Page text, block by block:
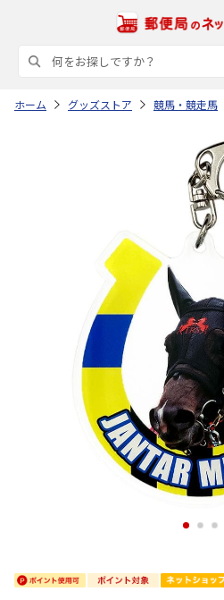
ホーム グッズストア 競馬・競走馬
1 2 3